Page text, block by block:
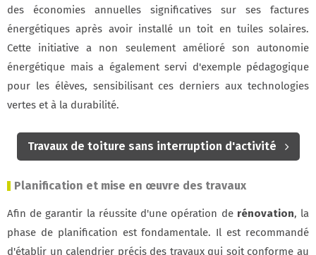
des économies annuelles significatives sur ses factures
énergétiques après avoir installé un toit en tuiles solaires.
Cette initiative a non seulement amélioré son autonomie
énergétique mais a également servi d'exemple pédagogique
pour les élèves, sensibilisant ces derniers aux technologies
vertes et à la durabilité.
Travaux de toiture sans interruption d'activité
Planification et mise en œuvre des travaux
Afin de garantir la réussite d'une opération de rénovation, la
phase de planification est fondamentale. Il est recommandé
d'établir un calendrier précis des travaux qui soit conforme au